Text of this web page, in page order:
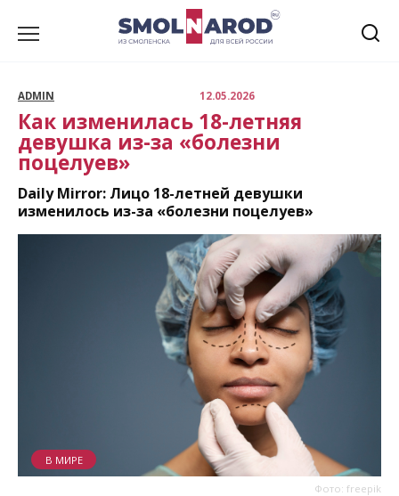
ADMIN 12.05.2026
Как изменилась 18-летняя
девушка из-за «болезни
поцелуев»
Daily Mirror: Лицо 18-летней девушки
изменилось из-за «болезни поцелуев»
Фото: freepik
В МИРЕ